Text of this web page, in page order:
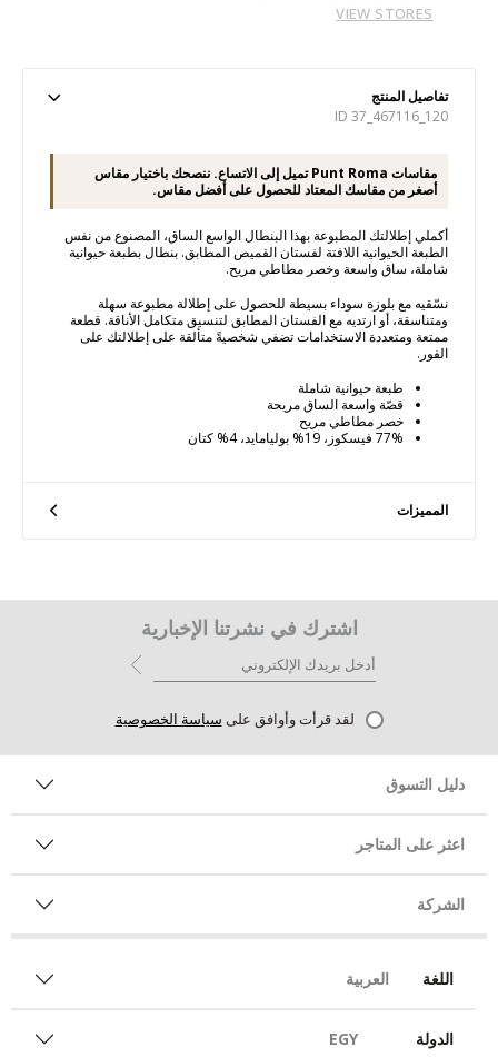
VIEW STORES
تفاصيل المنتج
ID 37_467116_120
مقاسات Punt Roma تميل إلى الاتساع. ننصحك باختيار مقاس
أصغر من مقاسك المعتاد للحصول على أفضل مقاس.
أكملي إطلالتك المطبوعة بهذا البنطال الواسع الساق، المصنوع من نفس
الطبعة الحيوانية اللافتة لفستان القميص المطابق. بنطال بطبعة حيوانية
شاملة، ساق واسعة وخصر مطاطي مريح.
نسّقيه مع بلوزة سوداء بسيطة للحصول على إطلالة مطبوعة سهلة
ومتناسقة، أو ارتديه مع الفستان المطابق لتنسيق متكامل الأناقة. قطعة
ممتعة ومتعددة الاستخدامات تضفي شخصيةً متألقة على إطلالتك على
الفور.
طبعة حيوانية شاملة
قصّة واسعة الساق مريحة
خصر مطاطي مريح
77% فيسكوز، 19% بوليامايد، 4% كتان
المميزات
اشترك في نشرتنا الإخبارية
لقد قرأت وأوافق على سياسة الخصوصية
دليل التسوق
اعثر على المتاجر
الشركة
اللغة العربية
الدولة EGY